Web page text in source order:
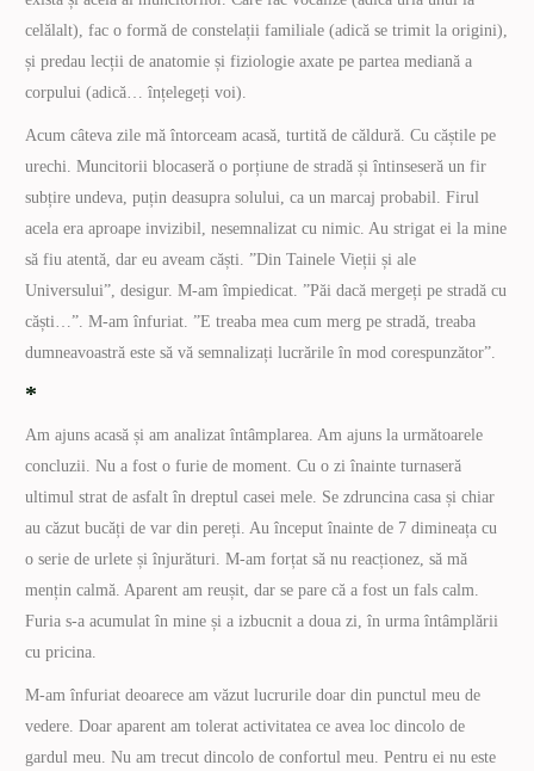
celălalt), fac o formă de constelații familiale (adică se trimit la origini),
și predau lecții de anatomie și fiziologie axate pe partea mediană a
corpului (adică… înțelegeți voi).
Acum câteva zile mă întorceam acasă, turtită de căldură. Cu căștile pe
urechi. Muncitorii blocaseră o porțiune de stradă și întinseseră un fir
subțire undeva, puțin deasupra solului, ca un marcaj probabil. Firul
acela era aproape invizibil, nesemnalizat cu nimic. Au strigat ei la mine
să fiu atentă, dar eu aveam căști. ”Din Tainele Vieții și ale
Universului”, desigur. M-am împiedicat. ”Păi dacă mergeți pe stradă cu
căști…”. M-am înfuriat. ”E treaba mea cum merg pe stradă, treaba
dumneavoastră este să vă semnalizați lucrările în mod corespunzător”.
*
Am ajuns acasă și am analizat întâmplarea. Am ajuns la următoarele
concluzii. Nu a fost o furie de moment. Cu o zi înainte turnaseră
ultimul strat de asfalt în dreptul casei mele. Se zdruncina casa și chiar
au căzut bucăți de var din pereți. Au început înainte de 7 dimineața cu
o serie de urlete și înjurături. M-am forțat să nu reacționez, să mă
mențin calmă. Aparent am reușit, dar se pare că a fost un fals calm.
Furia s-a acumulat în mine și a izbucnit a doua zi, în urma întâmplării
cu pricina.
M-am înfuriat deoarece am văzut lucrurile doar din punctul meu de
vedere. Doar aparent am tolerat activitatea ce avea loc dincolo de
gardul meu. Nu am trecut dincolo de confortul meu. Pentru ei nu este